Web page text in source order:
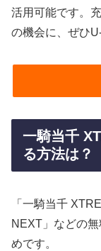
活用可能です。
の機会に、ぜひ
一騎当千
る方法は？
「一騎当千
NEXT」などの
めです。